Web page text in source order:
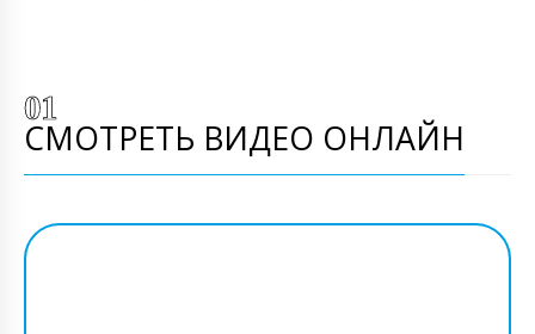
СМОТРЕТЬ ВИДЕО ОНЛАЙН